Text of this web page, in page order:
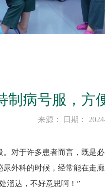
制病号服，方
来源： 日期：
对于许多患者而言，既是
外科的时候，经常能在走
溜达，不好意思啊！”